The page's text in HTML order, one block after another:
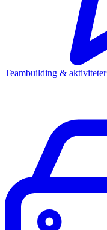
Teambuilding & aktiviteter